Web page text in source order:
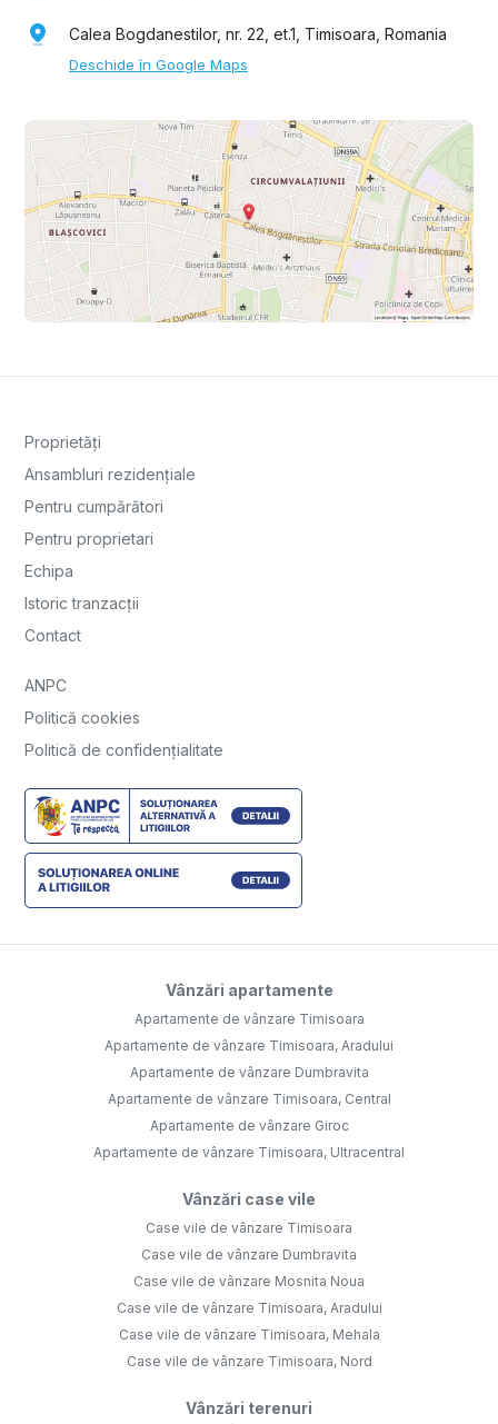
Calea Bogdanestilor, nr. 22, et.1, Timisoara, Romania
Deschide în Google Maps
Proprietăți
Ansambluri rezidențiale
Pentru cumpărători
Pentru proprietari
Echipa
Istoric tranzacții
Contact
ANPC
Politică cookies
Politică de confidențialitate
Vânzări apartamente
Apartamente de vânzare Timisoara
Apartamente de vânzare Timisoara, Aradului
Apartamente de vânzare Dumbravita
Apartamente de vânzare Timisoara, Central
Apartamente de vânzare Giroc
Apartamente de vânzare Timisoara, Ultracentral
Vânzări case vile
Case vile de vânzare Timisoara
Case vile de vânzare Dumbravita
Case vile de vânzare Mosnita Noua
Case vile de vânzare Timisoara, Aradului
Case vile de vânzare Timisoara, Mehala
Case vile de vânzare Timisoara, Nord
Vânzări terenuri